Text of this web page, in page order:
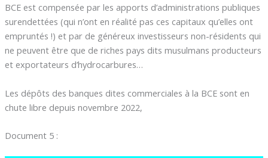
BCE est compensée par les apports d’administrations publiques
surendettées (qui n’ont en réalité pas ces capitaux qu’elles ont
empruntés !) et par de généreux investisseurs non-résidents qui
ne peuvent être que de riches pays dits musulmans producteurs
et exportateurs d’hydrocarbures…
Les dépôts des banques dites commerciales à la BCE sont en
chute libre depuis novembre 2022,
Document 5 :